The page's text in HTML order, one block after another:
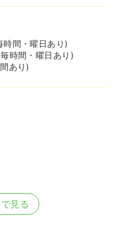
間・曜日あり)
時間・曜日あり)
あり)
見る